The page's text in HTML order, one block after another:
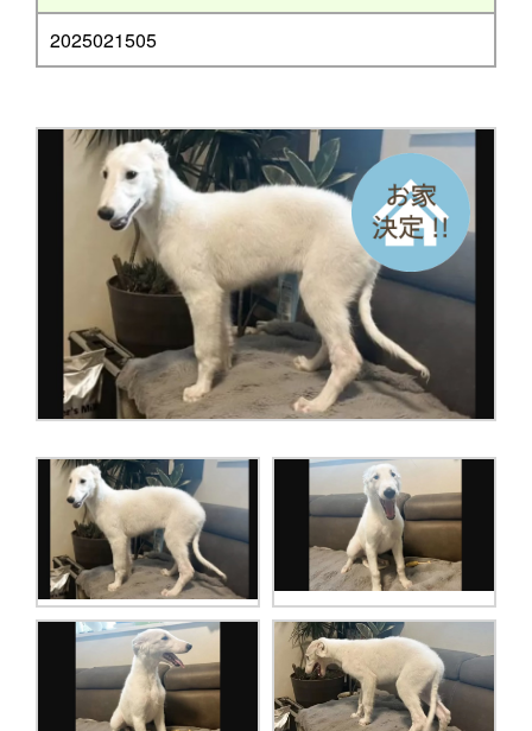
2025021505